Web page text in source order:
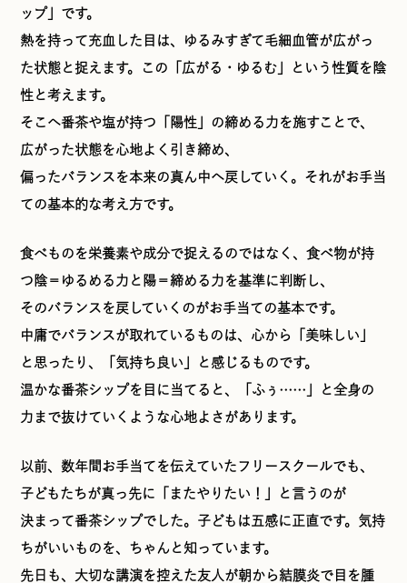
ップ」です。
熱を持って充血した目は、ゆるみすぎて毛細血管が広がっ
た状態と捉えます。この「広がる・ゆるむ」という性質を陰
性と考えます。
そこへ番茶や塩が持つ「陽性」の締める力を施すことで、
広がった状態を心地よく引き締め、
偏ったバランスを本来の真ん中へ戻していく。それがお手当
ての基本的な考え方です。
食べものを栄養素や成分で捉えるのではなく、食べ物が持
つ陰＝ゆるめる力と陽＝締める力を基準に判断し、
そのバランスを戻していくのがお手当ての基本です。
中庸でバランスが取れているものは、心から「美味しい」
と思ったり、「気持ち良い」と感じるものです。
温かな番茶シップを目に当てると、「ふぅ……」と全身の
力まで抜けていくような心地よさがあります。
以前、数年間お手当てを伝えていたフリースクールでも、
子どもたちが真っ先に「またやりたい！」と言うのが
決まって番茶シップでした。子どもは五感に正直です。気持
ちがいいものを、ちゃんと知っています。
先日も、大切な講演を控えた友人が朝から結膜炎で目を腫